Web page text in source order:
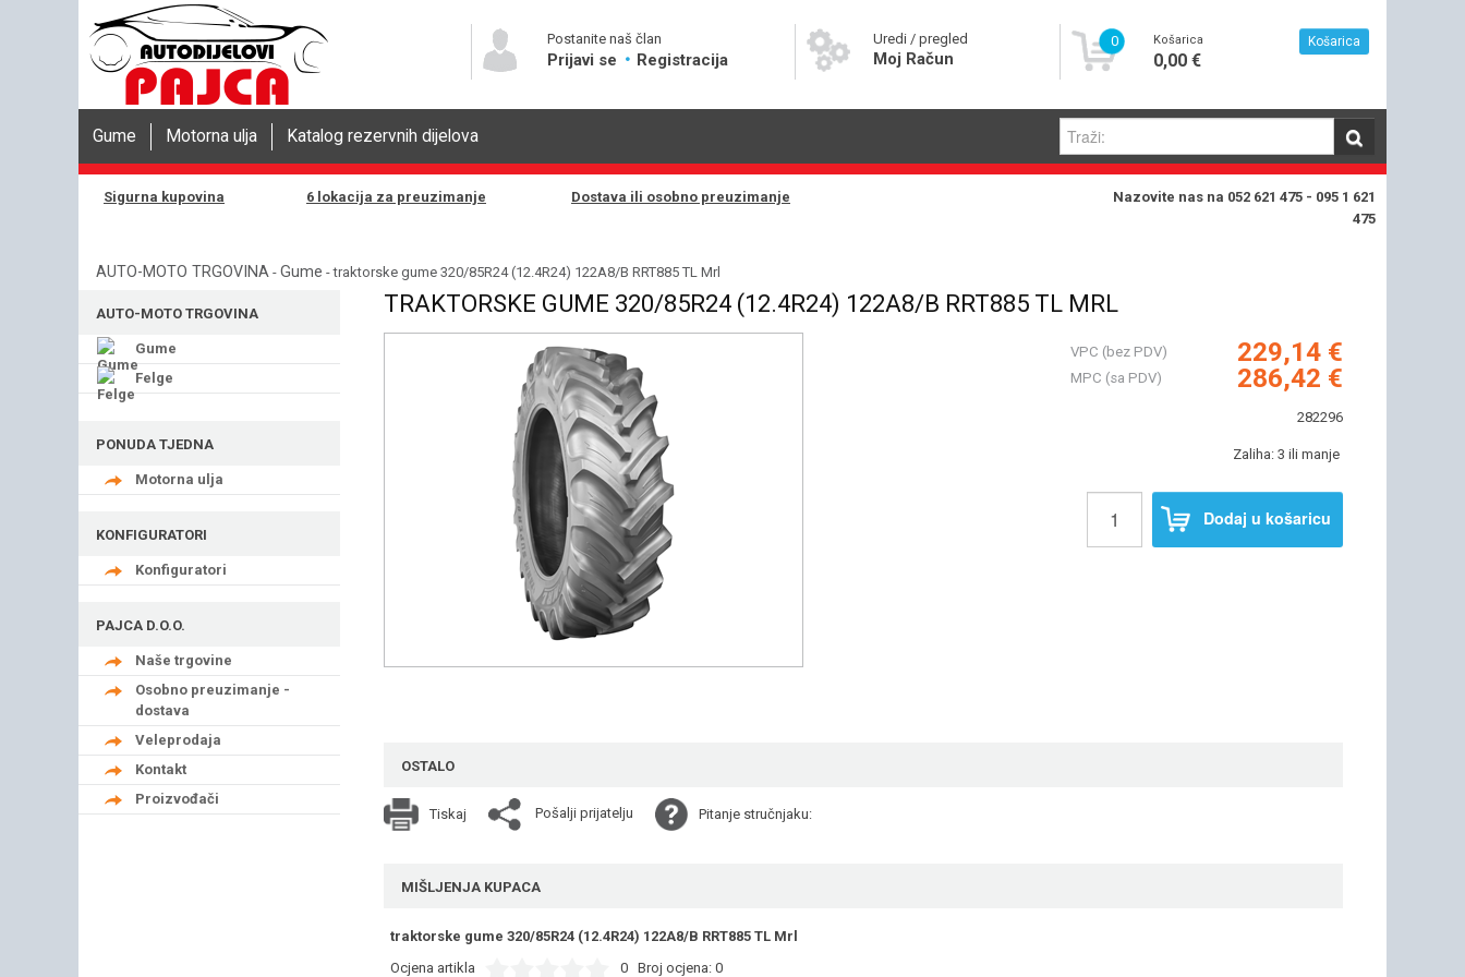
Postanite naš član
Prijavi se Registracija
Uredi / pregled
Moj Račun
0 Košarica
0,00 €
Košarica
Gume Motorna ulja Katalog rezervnih dijelova
Sigurna kupovina 6 lokacija za preuzimanje Dostava ili osobno preuzimanje
Nazovite nas na 052 621 475 - 095 1 621
475
AUTO-MOTO TRGOVINA - Gume - traktorske gume 320/85R24 (12.4R24) 122A8/B RRT885 TL Mrl
AUTO-MOTO TRGOVINA
Gume
Felge
PONUDA TJEDNA
Motorna ulja
KONFIGURATORI
Konfiguratori
PAJCA D.O.O.
Naše trgovine
Osobno preuzimanje -
dostava
Veleprodaja
Kontakt
Proizvođači
TRAKTORSKE GUME 320/85R24 (12.4R24) 122A8/B RRT885 TL MRL
VPC (bez PDV) 229,14 €
MPC (sa PDV) 286,42 €
282296
Zaliha: 3 ili manje
Dodaj u košaricu
OSTALO
Tiskaj Pošalji prijatelju Pitanje stručnjaku:
MIŠLJENJA KUPACA
traktorske gume 320/85R24 (12.4R24) 122A8/B RRT885 TL Mrl
Ocjena artikla
0 Broj ocjena: 0